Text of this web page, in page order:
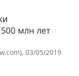
млн лет
03/05/2019